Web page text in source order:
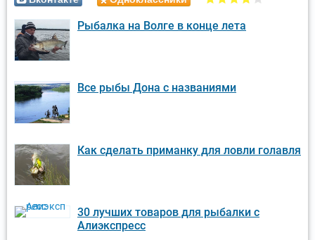
Рыбалка на Волге в конце лета
Все рыбы Дона с названиями
Как сделать приманку для ловли голавля
30 лучших товаров для рыбалки с
Алиэкспресс